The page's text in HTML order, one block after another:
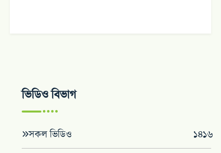
ভিডিও বিভাগ
সকল ভিডিও ১৪১৬